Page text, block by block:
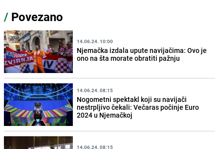
/ Povezano
14.06.24. 10:00
Njemačka izdala upute navijačima: Ovo je
ono na šta morate obratiti pažnju
14.06.24. 08:15
Nogometni spektakl koji su navijači
nestrpljivo čekali: Večaras počinje Euro
2024 u Njemačkoj
14.06.24. 08:15